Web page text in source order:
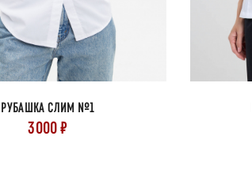
РУБАШКА СЛИМ №1
3000 ₽